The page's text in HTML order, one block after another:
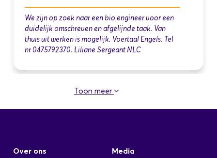
We zijn op zoek naar een bio engineer voor een
duidelijk omschreven en afgelijnde taak. Van
thuis uit werken is mogelijk. Voertaal Engels. Tel
nr 0475792370. Liliane Sergeant NLC
kwaliteitsdienst
de kwaliteitsdienst. alle inlichtingen kunnen
Toon meer
Over ons Media